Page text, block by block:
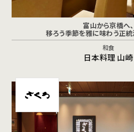
富山から京橋へ、
移ろう季節を雅に味わう正統
和食
日本料理 山崎